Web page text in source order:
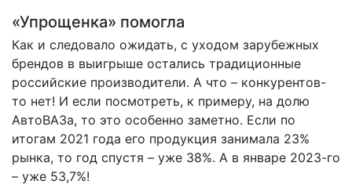
«Упрощенка» помогла
Как и следовало ожидать, с уходом зарубежных
брендов в выигрыше остались традиционные
российские производители. А что – конкурентов-
то нет! И если посмотреть, к примеру, на долю
АвтоВАЗа, то это особенно заметно. Если по
итогам 2021 года его продукция занимала 23%
рынка, то год спустя – уже 38%. А в январе 2023-го
– уже 53,7%!